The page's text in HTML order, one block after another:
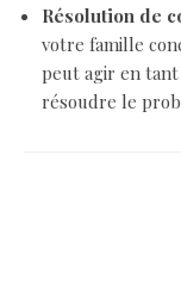
Résolution de
votre famille
peut agir en
résoudre le